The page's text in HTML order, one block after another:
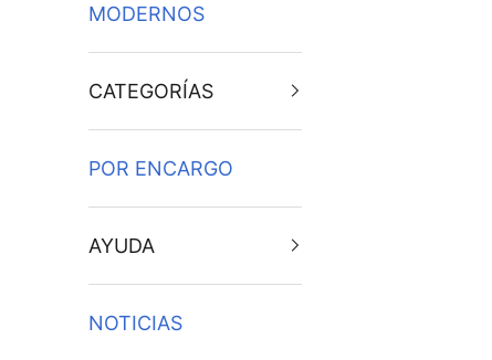
MODERNOS
CATEGORÍAS
POR ENCARGO
AYUDA
NOTICIAS